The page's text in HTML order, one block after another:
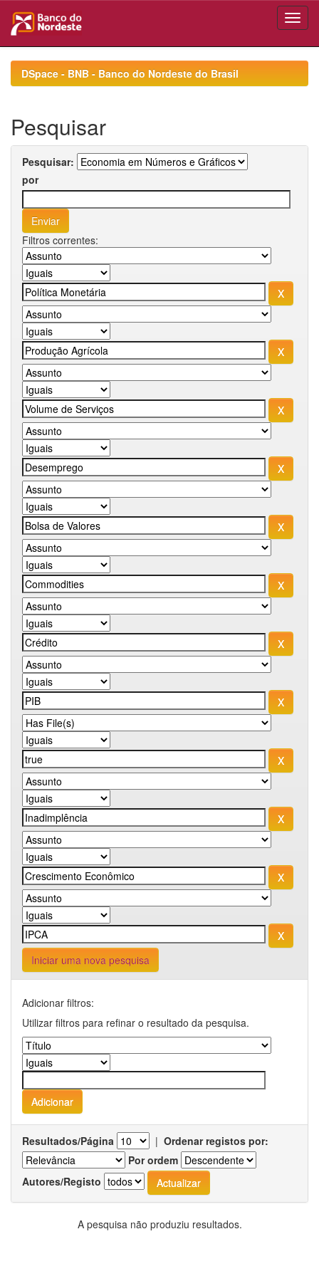
navigationDSpace - BNB - Banco do Nordeste do Brasil
Pesquisar
Pesquisar:
por
Filtros correntes:
Iniciar uma nova pesquisa
Adicionar filtros:
Utilizar filtros para refinar o resultado da pesquisa.
Resultados/Página | Ordenar registos por:
Por ordem
Autores/Registo
A pesquisa não produziu resultados.